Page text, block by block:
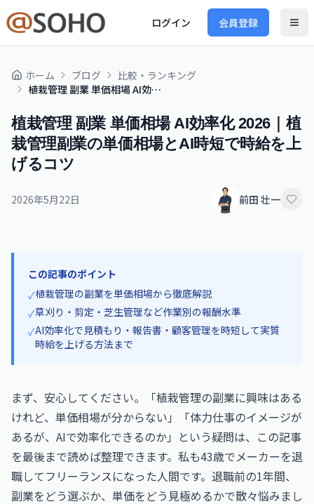
ログイン 会員登録
ホーム ブログ
比較・ランキング
植栽管理 副業 単価相場 AI効率化 2026｜植栽管理副業の単価相場とAI時短で時給を上げるコツ
植栽管理 副業 単価相場 AI効率化 2026｜植
栽管理副業の単価相場とAI時短で時給を上
げるコツ
2026年5月22日 前田 壮一
この記事のポイント
✓植栽管理の副業を単価相場から徹底解説
✓草刈り・剪定・芝生管理など作業別の報酬水準
✓AI効率化で見積もり・報告書・顧客管理を時短して実質
時給を上げる方法まで
まず、安心してください。「植栽管理の副業に興味はある
けれど、単価相場が分からない」「体力仕事のイメージが
あるが、AIで効率化できるのか」という疑問は、この記事
を最後まで読めば整理できます。私も43歳でメーカーを退
職してフリーランスになった人間です。退職前の1年間、
副業をどう選ぶか、単価をどう見極めるかで散々悩みまし